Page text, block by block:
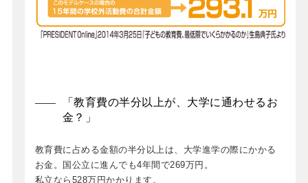
「教育費の半分以上が、大学に通わせるお
金？」
教育費に占める金額の半分以上は、大学進学の際にかかる
お金。国公立に進んでも4年間で269万円。
私立なら528万円かかります。